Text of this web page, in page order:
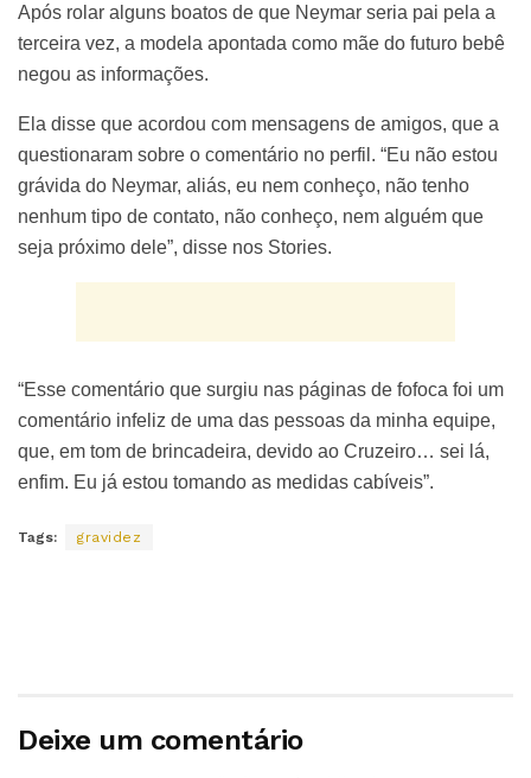
Após rolar alguns boatos de que Neymar seria pai pela a
terceira vez, a modela apontada como mãe do futuro bebê
negou as informações.
Ela disse que acordou com mensagens de amigos, que a
questionaram sobre o comentário no perfil. “Eu não estou
grávida do Neymar, aliás, eu nem conheço, não tenho
nenhum tipo de contato, não conheço, nem alguém que
seja próximo dele”, disse nos Stories.
“Esse comentário que surgiu nas páginas de fofoca foi um
comentário infeliz de uma das pessoas da minha equipe,
que, em tom de brincadeira, devido ao Cruzeiro… sei lá,
enfim. Eu já estou tomando as medidas cabíveis”.
Tags: gravidez
Deixe um comentário